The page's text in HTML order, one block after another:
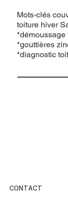
Mots‑clés
toiture hiver
*démoussage
*gouttières
*diagnostic
CONTACT